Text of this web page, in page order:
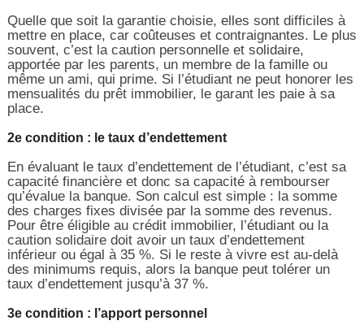
Quelle que soit la garantie choisie, elles sont difficiles à
mettre en place, car coûteuses et contraignantes. Le plus
souvent, c’est la caution personnelle et solidaire,
apportée par les parents, un membre de la famille ou
même un ami, qui prime. Si l’étudiant ne peut honorer les
mensualités du prêt immobilier, le garant les paie à sa
place.
2e condition : le taux d’endettement
En évaluant le taux d’endettement de l’étudiant, c’est sa
capacité financière et donc sa capacité à rembourser
qu’évalue la banque. Son calcul est simple : la somme
des charges fixes divisée par la somme des revenus.
Pour être éligible au crédit immobilier, l’étudiant ou la
caution solidaire doit avoir un taux d’endettement
inférieur ou égal à 35 %. Si le reste à vivre est au-delà
des minimums requis, alors la banque peut tolérer un
taux d’endettement jusqu’à 37 %.
3e condition : l’apport personnel